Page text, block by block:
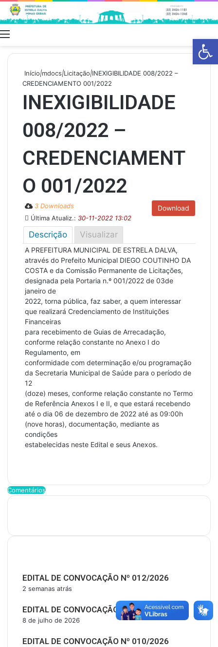
skin
Início|mdocs|Licitação|INEXIGIBILIDADE 008/2022 –
CREDENCIAMENTO 001/2022
INEXIGIBILIDADE
008/2022 –
CREDENCIAMENT
O 001/2022
Download
3 Downloads
Última Atualiz.: 30-11-2022 13:02
Descrição Visualizar
A PREFEITURA MUNICIPAL DE ESTRELA DALVA,
através do Prefeito Municipal DIEGO COUTINHO DA
COSTA e da Comissão Permanente de Licitações,
designada pela Portaria n.º 001/2022 de 03de
janeiro de
2022, torna pública, faz saber, a quem interessar
que realizará Credenciamento de Instituições
Financeiras
para recebimento de Guias de Arrecadação,
conforme relação constante no Anexo I do
Regulamento, em
conformidade com determinação e/ou programação
da Secretaria Municipal de Saúde para o período de
12
(doze) meses, conforme relação constante no Termo
de Referência Anexos I e II, e que estará recebendo
até o dia 06 de dezembro de 2022 até as 09:00h
(nove horas), documentação, mediante as
condições
estabelecidas neste Edital e seus Anexos.
Comentários
EDITAL DE CONVOCAÇÃO Nº 012/2026
2 semanas atrás
EDITAL DE CONVOCAÇÃO Nº 011/2026
8 de julho de 2026
EDITAL DE CONVOCAÇÃO Nº 010/2026
Barra de